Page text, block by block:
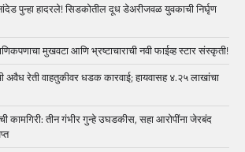
पुन्हा हादरले! सिडकोतील दूध डेअरीजवळ युवकाची निर्घृण
मुखवटा आणि भ्रष्टाचाराची नवी फाईव्ह स्टार संस्कृती!
अवैध रेती वाहतुकीवर धडक कारवाई; हायवासह ४.२५ लाखांचा
कामगिरी: तीन गंभीर गुन्हे उघडकीस, सहा आरोपींना जेरबंद